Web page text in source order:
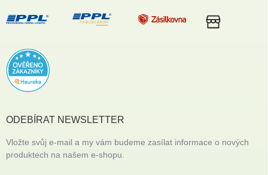
ODEBÍRAT NEWSLETTER
Vložte svůj e-mail a my vám budeme zasílat informace o nových
produktech na našem e-shopu.